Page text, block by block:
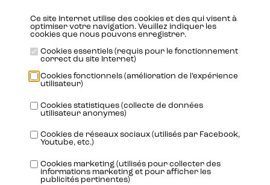
confidentialité de Facebook et de Twitter (qui peuvent
être régulièrement modifiées) pour connaître le
traitement qu’ils réservent à vos données (à caractère
personnel) collectées par le biais de ces cookies.
Les informations recueillies sont le plus possible rendues
anonymes. Les informations sont transmises à et
enregistrées par Twitter, Facebook, Google + et LinkedIn
sur des serveurs aux États-Unis. LinkedIn, Twitter,
de confidentialité Privacy Shield et adhèrent au
programme de protection de la vie privée (Privacy Shield)
Ce site Internet utilise des cookies et des qui visent à
optimiser votre navigation. Veuillez indiquer les
cookies que nous pouvons enregistrer.
Cookies essentiels (requis pour le fonctionnement
correct du site Internet)
Cookies fonctionnels (amélioration de l’expérience
utilisateur)
Cookies statistiques (collecte de données
utilisateur anonymes)
Cookies de réseaux sociaux (utilisés par Facebook,
Youtube, etc.)
Cookies marketing (utilisés pour collecter des
informations marketing et pour afficher les
publicités pertinentes)